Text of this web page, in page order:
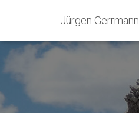
Jürgen Gerrmann